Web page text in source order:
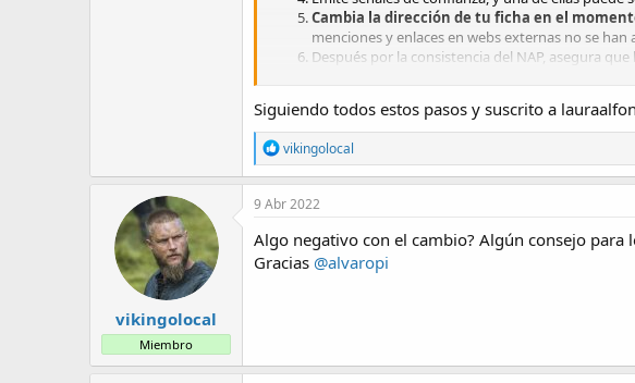
Cambia la dirección de tu ficha en el
menciones y enlaces en webs externas no se
Después por la consistencia del NAP, asegura
podrías crear
porque lo único que vas a conseguir es
Siguiendo todos estos pasos y suscrito a
R
e
a
c
i
o
n
vikingolocal
vikingolocal
Miembro
9 Abr 2022
Algo negativo con el cambio? Algún consejo
Gracias @alvaropi